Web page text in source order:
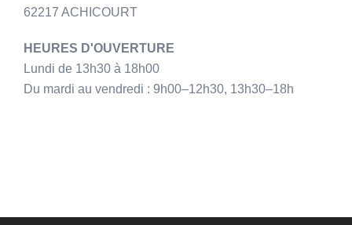
62217 ACHICOURT
HEURES D'OUVERTURE
Lundi de 13h30 à 18h00
Du mardi au vendredi : 9h00–12h30, 13h30–18h